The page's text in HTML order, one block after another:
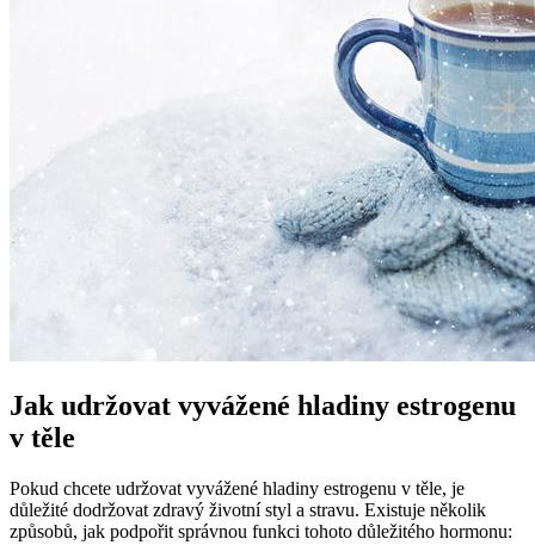
Jak udržovat vyvážené hladiny estrogenu
v těle
Pokud chcete udržovat vyvážené hladiny estrogenu v těle, je
důležité dodržovat zdravý životní styl a stravu. Existuje několik
způsobů, jak podpořit správnou funkci tohoto důležitého hormonu: